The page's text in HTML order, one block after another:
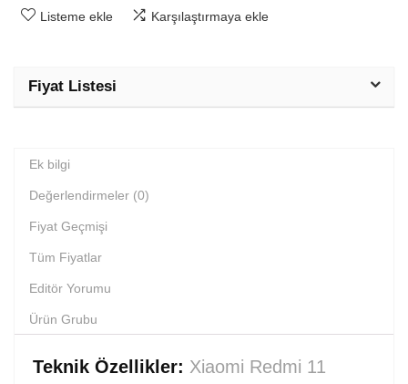
Listeme ekle Karşılaştırmaya ekle
Fiyat Listesi
Ek bilgi
Değerlendirmeler (0)
Fiyat Geçmişi
Tüm Fiyatlar
Editör Yorumu
Ürün Grubu
Teknik Özellikler: Xiaomi Redmi 11